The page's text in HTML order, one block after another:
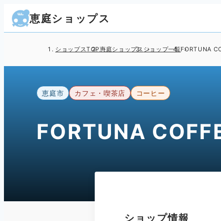
恵庭ショップス
ショップスTOP恵庭ショップス ショップ一覧FORTUNA
恵庭市 カフェ・喫茶店 コーヒー
FORTUNA
ショップ情報